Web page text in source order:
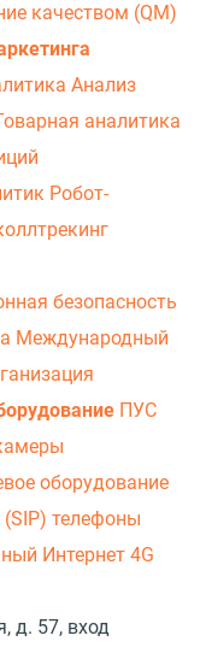
качеством (QM)
Анализ
аналитика
Робот-
безопасность
Международный
ПУС
оборудование
телефоны
Интернет 4G
д. 57, вход